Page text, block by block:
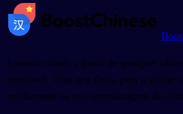
Aprenda chinês a partir de qualquer
telemóvel. Uma app única para o ajudar
rapidamente na sua aprendizagem de